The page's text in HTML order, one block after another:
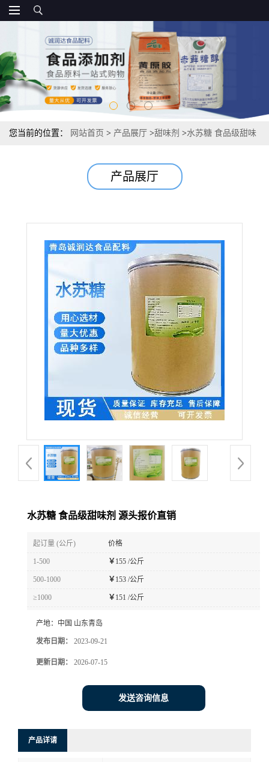
您当前的位置： 网站首页 > 产品展厅 >甜味剂 >水苏糖 食品级甜味
产品展厅
水苏糖 食品级甜味剂 源头报价直销
起订量 (公斤) 价格
1-500 ￥ 155 /公斤
500-1000 ￥ 153 /公斤
≥1000 ￥ 151 /公斤
产地： 中国 山东青岛
发布日期： 2023-09-21
更新日期： 2026-07-15
发送咨询信息
产品详请